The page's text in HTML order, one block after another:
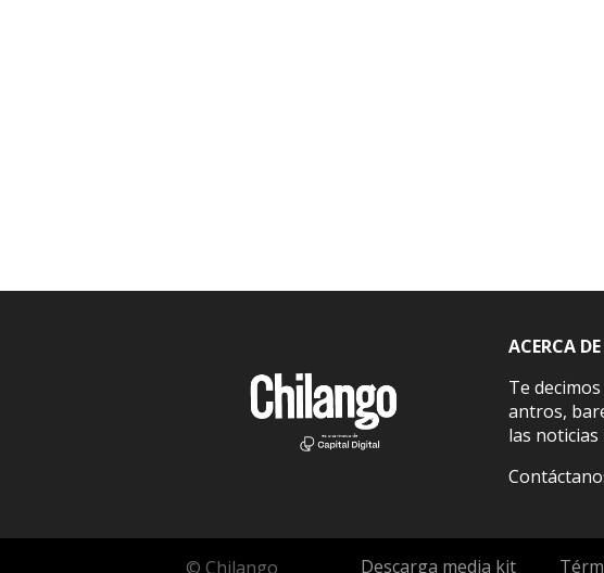
ACERCA
Te
antros,
las
© Chilango Descarga media kit